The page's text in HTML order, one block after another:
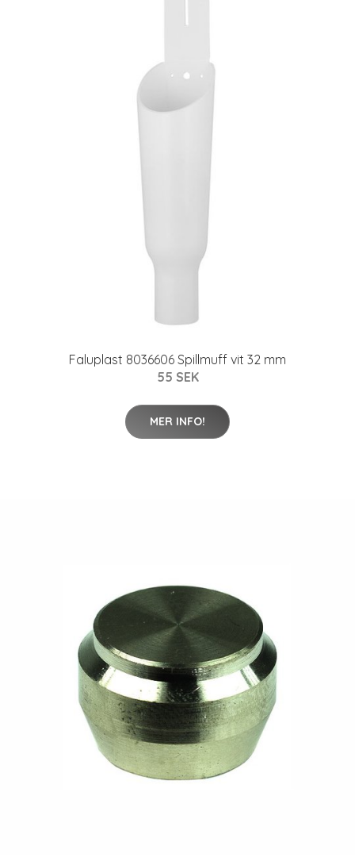
Faluplast 8036606 Spillmuff vit 32 mm
55 SEK
MER INFO!